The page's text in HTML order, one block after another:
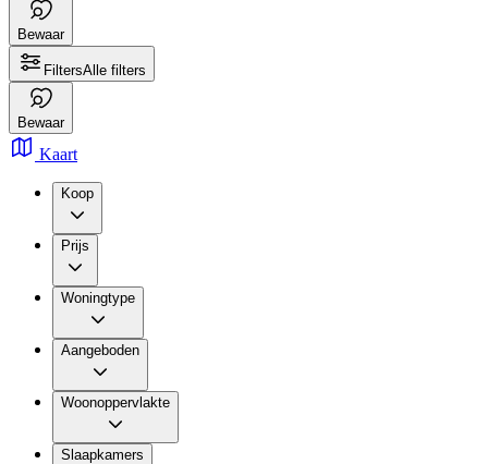
Bewaar
FiltersAlle filters
Bewaar
Kaart
Koop
Prijs
Woningtype
Aangeboden
Woonoppervlakte
Slaapkamers